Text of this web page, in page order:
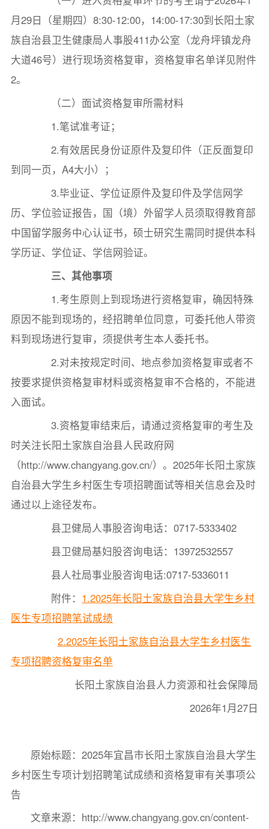
月29日（星期四）8:30-12:00，14:00-17:30到长阳土家
族自治县卫生健康局人事股411办公室（龙舟坪镇龙舟
大道46号）进行现场资格复审，资格复审名单详见附件
2。
（二）面试资格复审所需材料
1.笔试准考证；
2.有效居民身份证原件及复印件（正反面复印
到同一页，A4大小）；
3.毕业证、学位证原件及复印件及学信网学
历、学位验证报告，国（境）外留学人员须取得教育部
中国留学服务中心认证书，硕士研究生需同时提供本科
学历证、学位证、学信网验证。
三、其他事项
1.考生原则上到现场进行资格复审，确因特殊
原因不能到现场的，经招聘单位同意，可委托他人带资
料到现场进行复审，须提供考生本人委托书。
2.对未按规定时间、地点参加资格复审或者不
按要求提供资格复审材料或资格复审不合格的，不能进
入面试。
3.资格复审结束后，请通过资格复审的考生及
时关注长阳土家族自治县人民政府网
（http://www.changyang.gov.cn/）。2025年长阳土家族
自治县大学生乡村医生专项招聘面试等相关信息会及时
通过以上途径发布。
县卫健局人事股咨询电话：0717-5333402
县卫健局基妇股咨询电话：13972532557
县人社局事业股咨询电话:0717-5336011
附件： 1.2025年长阳土家族自治县大学生乡村
医生专项招聘笔试成绩
2.2025年长阳土家族自治县大学生乡村医生
专项招聘资格复审名单
长阳土家族自治县人力资源和社会保障局
2026年1月27日
原始标题：2025年宜昌市长阳土家族自治县大学生
乡村医生专项计划招聘笔试成绩和资格复审有关事项公
告
文章来源：http://www.changyang.gov.cn/content-